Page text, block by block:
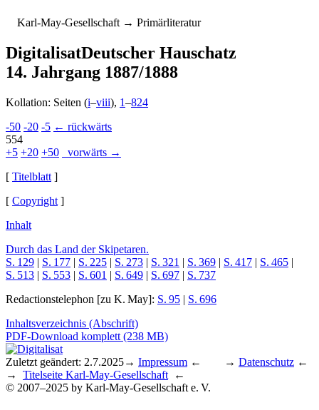
Karl-May-Gesellschaft → Primärliteratur
DigitalisatDeutscher Hauschatz
14. Jahrgang 1887/1888
Kollation: Seiten (i–viii), 1–824
-50 -20 -5 ← rückwärts
554
+5 +20 +50
vorwärts →
[ Titelblatt ]
[ Copyright ]
Inhalt
Durch das Land der Skipetaren.
S. 129 | S. 177 | S. 225 | S. 273 | S. 321 | S. 369 | S. 417 | S. 465 |
S. 513 | S. 553 | S. 601 | S. 649 | S. 697 | S. 737
Redactionstelephon [zu K. May]: S. 95 | S. 696
Inhaltsverzeichnis (Abschrift)
PDF-Download komplett (238 MB)
Zuletzt geändert: 2.7.2025→ Impressum ← → Datenschutz ←
→ Titelseite Karl-May-Gesellschaft ←
© 2007–2025 by Karl-May-Gesellschaft e. V.